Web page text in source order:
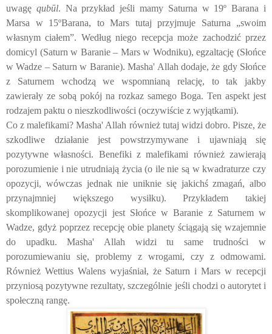
uwagę qubūl. Na przykład jeśli mamy Saturna w 19º Barana i
Marsa w 15ºBarana, to Mars tutaj przyjmuje Saturna „swoim
własnym ciałem”. Według niego recepcja może zachodzić przez
domicyl (Saturn w Baranie – Mars w Wodniku), egzaltację (Słońce
w Wadze – Saturn w Baranie). Masha' Allah dodaje, że gdy Słońce
z Saturnem wchodzą we wspomnianą relację, to tak jakby
zawierały ze sobą pokój na rozkaz samego Boga. Ten aspekt jest
rodzajem paktu o nieszkodliwości (oczywiście z wyjątkami).
Co z malefikami? Masha' Allah również tutaj widzi dobro. Pisze, że
szkodliwe działanie jest powstrzymywane i ujawniają się
pozytywne własności. Benefiki z malefikami również zawierają
porozumienie i nie utrudniają życia (o ile nie są w kwadraturze czy
opozycji, wówczas jednak nie uniknie się jakichś zmagań, albo
przynajmniej większego wysiłku). Przykładem takiej
skomplikowanej opozycji jest Słońce w Baranie z Saturnem w
Wadze, gdyż poprzez recepcję obie planety ściągają się wzajemnie
do upadku. Masha' Allah widzi tu same trudności w
porozumiewaniu się, problemy z wrogami, czy z odmowami.
Również Wettius Walens wyjaśniał, że Saturn i Mars w recepcji
przyniosą pozytywne rezultaty, szczególnie jeśli chodzi o autorytet i
społeczną rangę.